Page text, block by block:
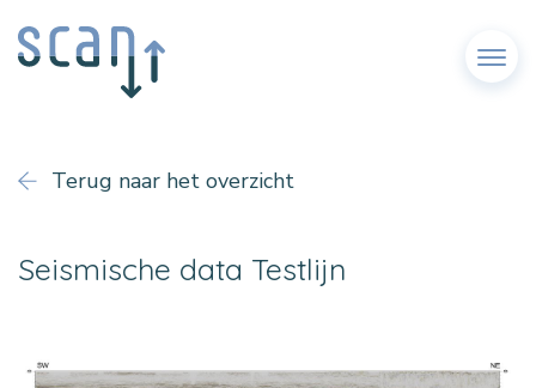
Menu
Terug naar het overzicht
Seismische data Testlijn